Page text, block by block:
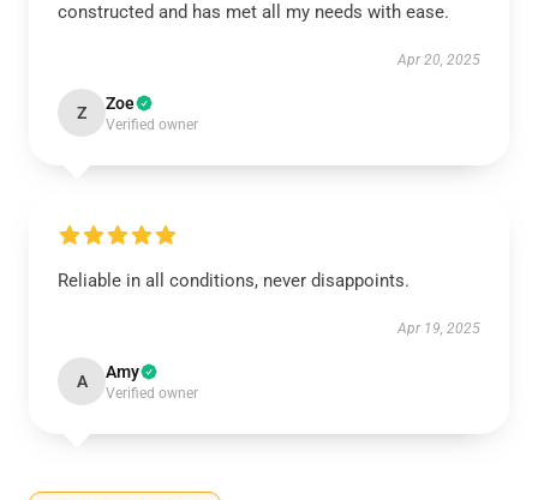
constructed and has met all my needs with ease.
Apr 20, 2025
Z Zoe
Verified owner
Reliable in all conditions, never disappoints.
Apr 19, 2025
A Amy
Verified owner